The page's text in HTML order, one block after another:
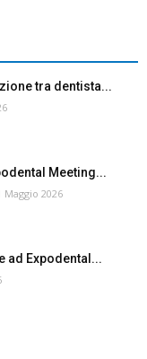
tra dentista...
Meeting...
Maggio 2026
ad Expodental...